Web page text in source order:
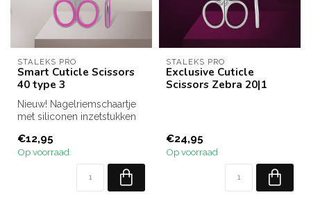
STALEKS PRO
Smart Cuticle Scissors
40 type 3
Nieuw! Nagelriemschaartje
met siliconen inzetstukken
...
€12,95
Op voorraad
STALEKS PRO
Exclusive Cuticle
Scissors Zebra 20|1
€24,95
Op voorraad